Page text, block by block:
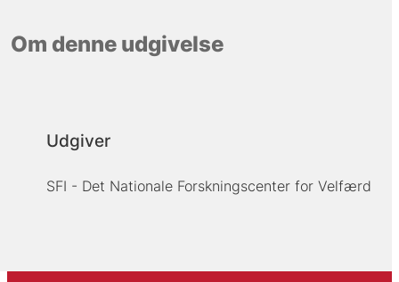
Om denne udgivelse
Udgiver
SFI - Det Nationale Forskningscenter for Velfærd